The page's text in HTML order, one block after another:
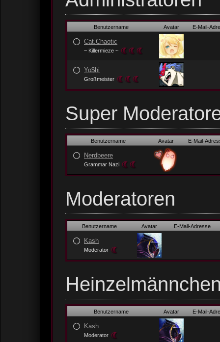
Benutzername Avatar E-Mail-
Cat.Chaotic
~ Killermieze ~
Yo$hi
Großmeister
Super
Benutzername Avatar E-Mail-
Nerdbeere
Grammar Nazi
Moderatoren
Benutzername Avatar E-Mail-Adresse
Kash
Moderator
Benutzername Avatar E-Mail-
Kash
Moderator